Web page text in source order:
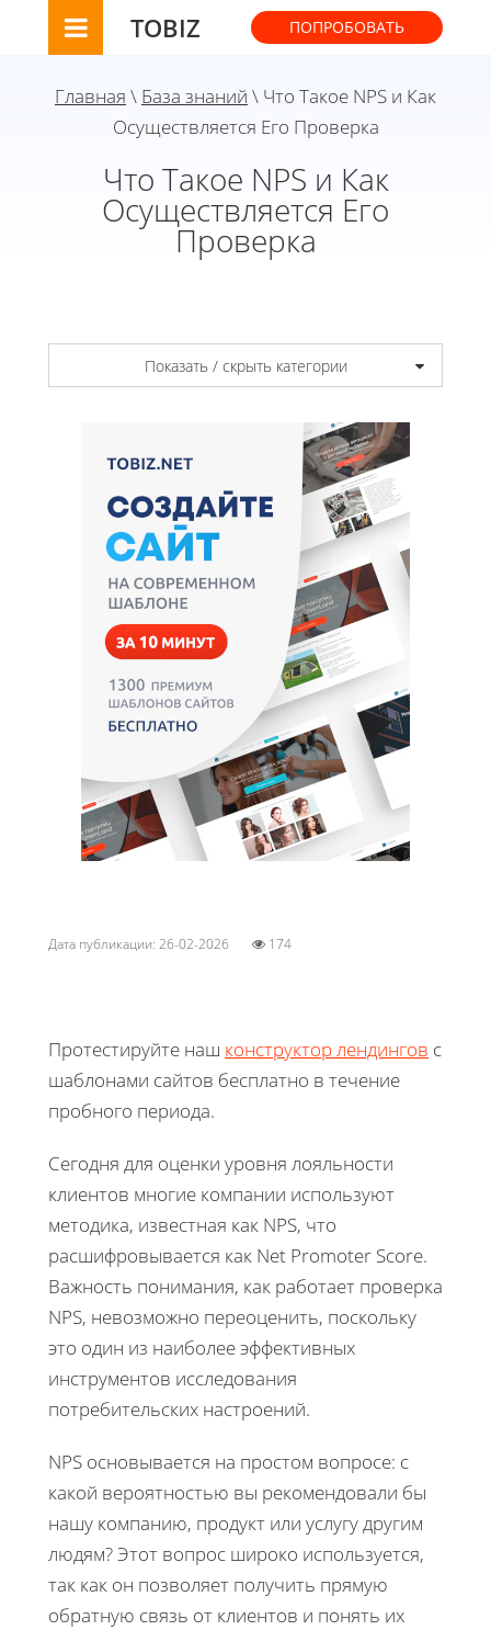
TOBIZ ПОПРОБОВАТЬ
Главная \ База знаний \ Что Такое NPS и Как
Осуществляется Его Проверка
Что Такое NPS и Как
Осуществляется Его
Проверка
Показать / скрыть категории
Дата публикации: 26-02-2026 174
Протестируйте наш конструктор лендингов с
шаблонами сайтов бесплатно в течение
пробного периода.
Сегодня для оценки уровня лояльности
клиентов многие компании используют
методика, известная как NPS, что
расшифровывается как Net Promoter Score.
Важность понимания, как работает проверка
NPS, невозможно переоценить, поскольку
это один из наиболее эффективных
инструментов исследования
потребительских настроений.
NPS основывается на простом вопросе: с
какой вероятностью вы рекомендовали бы
нашу компанию, продукт или услугу другим
людям? Этот вопрос широко используется,
так как он позволяет получить прямую
обратную связь от клиентов и понять их